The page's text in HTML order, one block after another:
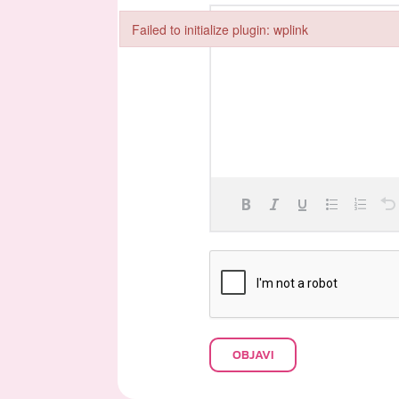
OBJAVI
Failed to initialize plugin: wplink
Failed to initialize plugin: wplink